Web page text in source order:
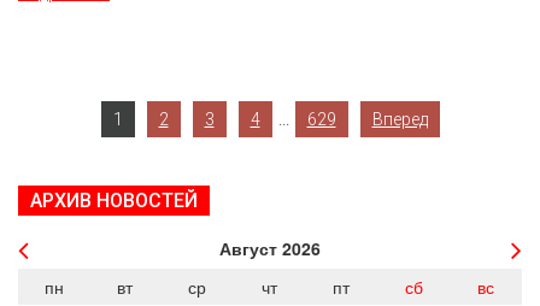
1 2 3 4 ... 629 Вперед
АРХИВ НОВОСТЕЙ
Август 2026
пн
вт ср чт пт сб вс